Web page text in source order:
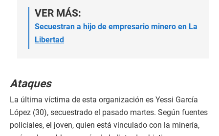
VER MÁS:
Secuestran a hijo de empresario minero en La
Libertad
Ataques
La última víctima de esta organización es Yessi García
López (30), secuestrado el pasado martes. Según fuentes
policiales, el joven, quien está vinculado con la minería,